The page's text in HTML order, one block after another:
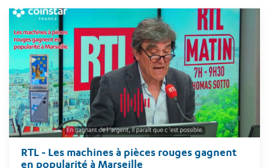
RTL - Les machines à pièces rouges gagnent
en popularité à Marseille